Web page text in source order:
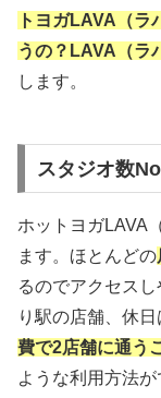
トヨガLAVA（ラ
うの？LAVA（ラ
します。
スタジオ数
ホットヨガLAVA
ます。ほとんどの
るのでアクセス
り駅の店舗、休
費で2店舗に通う
ような利用方法